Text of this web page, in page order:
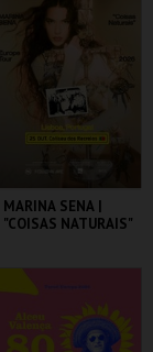
COLISEU DE LISBOA
COMPRAR
MARINA SENA |
"COISAS NATURAIS"
COLISEU DE LISBOA
MAIS INFO